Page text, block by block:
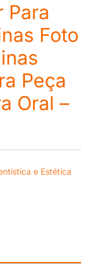
Para
Foto
Peça
Oral –
e Estética